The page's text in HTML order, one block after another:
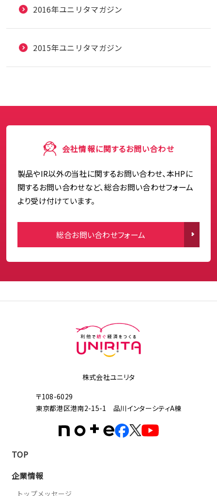
2016年ユニリタマガジン
2015年ユニリタマガジン
会社情報に関するお問い合わせ
製品やIR以外の当社に関するお問い合わせ、本HPに
関するお問い合わせなど、総合お問い合わせフォーム
より受け付けています。
総合お問い合わせフォーム
株式会社ユニリタ
〒108-6029
東京都港区港南2-15-1 品川インターシティA棟
TOP
企業情報
トップメッセージ